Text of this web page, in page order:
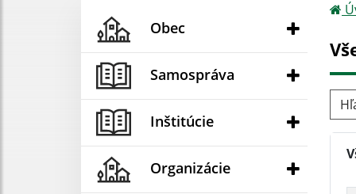
Obec
Samospráva
Inštitúcie
Organizácie